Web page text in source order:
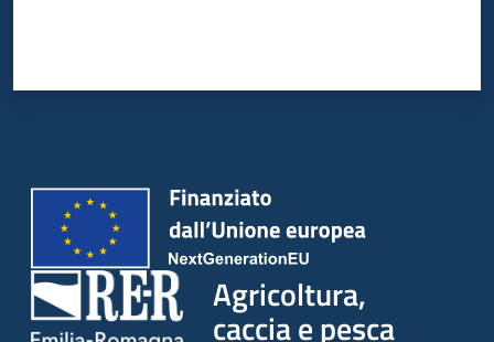
Agricoltura,
caccia e pesca